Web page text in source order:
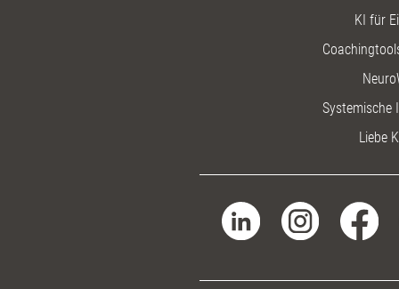
KI für
Systemische
Liebe